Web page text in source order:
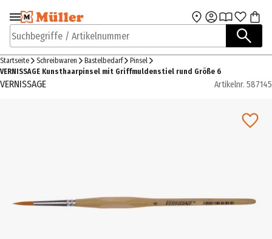
Zur Navigation
springen
Zum Hauptinhalt
Suchbegriffe / Artikelnummer
Startseite Schreibwaren Bastelbedarf
Pinsel
VERNISSAGE Kunsthaarpinsel mit Griffmuldenstiel rund Größe 6
VERNISSAGE Artikelnr. 587145